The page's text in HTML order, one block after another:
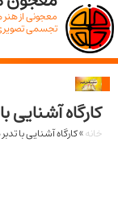
معجونی از هنر های
تجسمی تصویری و
آشنایی با تدبر
کارگاه آشنایی با تدبر در قران